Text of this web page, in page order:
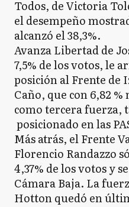
Todos, de Victoria
el desempeño
alcanzó el 38,3%.
Avanza Libertad de
7,5% de los votos, le
posición al Frente de
Caño, que con 6,82
como tercera fuerza,
posicionado en las
Más atrás, el Frente
Florencio Randazzo
4,37% de los votos y
Cámara Baja. La
Hotton quedó en